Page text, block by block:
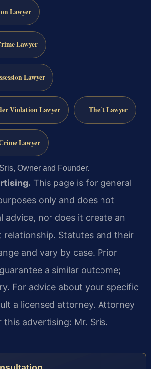
Lawyer
Lawyer
Lawyer
Violation Lawyer Theft Lawyer
Lawyer
Owner and Founder.
This page is for general
only and does not
advice, nor does it create an
Statutes and their
and vary by case. Prior
a similar outcome;
For advice about your specific
a licensed attorney. Attorney
this advertising: Mr. Sris.